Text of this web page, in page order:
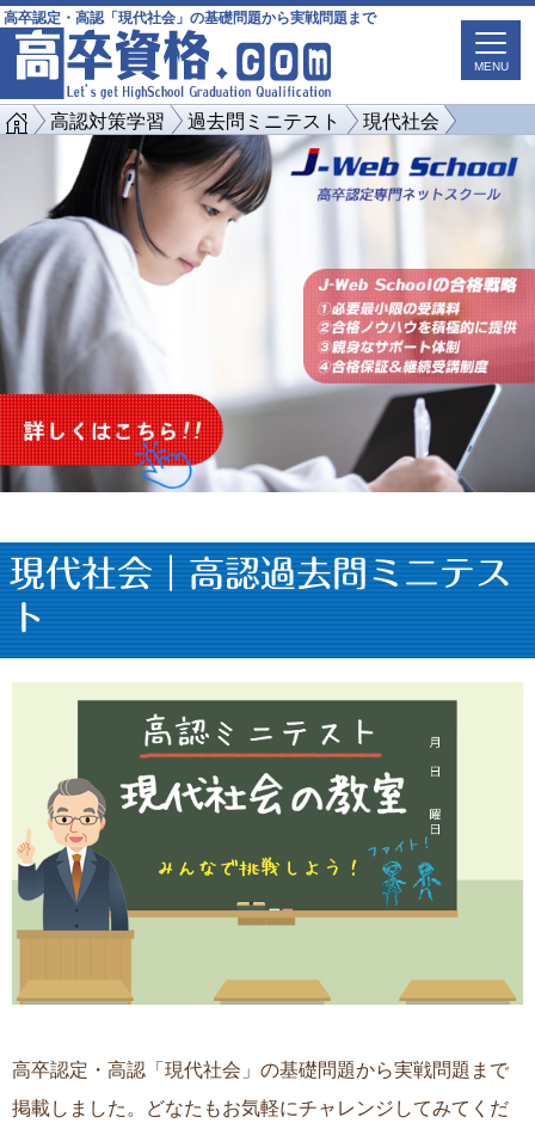
高卒認定・高認「現代社会」の基礎問題から実戦問題まで
MENU
高認対策学習 過去問ミニテスト 現代社会
現代社会｜高認過去問ミニテス
ト
高卒認定・高認「現代社会」の基礎問題から実戦問題まで
掲載しました。どなたもお気軽にチャレンジしてみてくだ